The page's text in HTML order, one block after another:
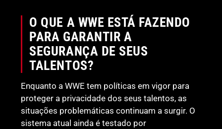
O QUE A WWE ESTÁ FAZENDO
PARA GARANTIR A
SEGURANÇA DE SEUS
TALENTOS?
Enquanto a WWE tem políticas em vigor para
proteger a privacidade dos seus talentos, as
situações problemáticas continuam a surgir. O
sistema atual ainda é testado por